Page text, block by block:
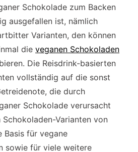
Schokolade zum Backen
ausgefallen ist, nämlich
Varianten, den können
die veganen Schokoladen
Die Reisdrink-basierten
vollständig auf die sonst
die durch
Schokolade verursacht
Varianten von
Basis für vegane
sowie für viele weitere